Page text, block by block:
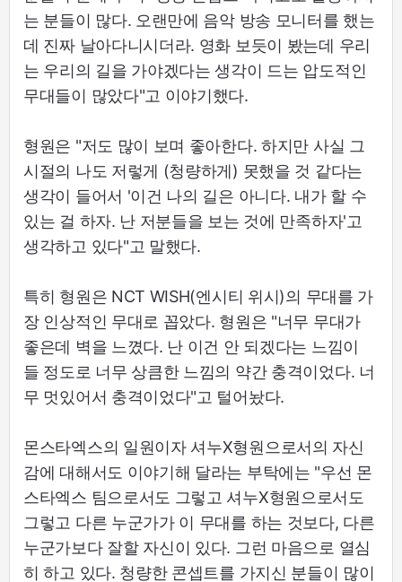
는 분들이 많다. 오랜만에 음악 방송 모니터를 했는
데 진짜 날아다니시더라. 영화 보듯이 봤는데 우리
는 우리의 길을 가야겠다는 생각이 드는 압도적인
무대들이 많았다"고 이야기했다.
형원은 "저도 많이 보며 좋아한다. 하지만 사실 그
시절의 나도 저렇게 (청량하게) 못했을 것 같다는
생각이 들어서 '이건 나의 길은 아니다. 내가 할 수
있는 걸 하자. 난 저분들을 보는 것에 만족하자'고
생각하고 있다"고 말했다.
특히 형원은 NCT WISH(엔시티 위시)의 무대를 가
장 인상적인 무대로 꼽았다. 형원은 "너무 무대가
좋은데 벽을 느꼈다. 난 이건 안 되겠다는 느낌이
들 정도로 너무 상큼한 느낌의 약간 충격이었다. 너
무 멋있어서 충격이었다"고 털어놨다.
몬스타엑스의 일원이자 셔누X형원으로서의 자신
감에 대해서도 이야기해 달라는 부탁에는 "우선 몬
스타엑스 팀으로서도 그렇고 셔누X형원으로서도
그렇고 다른 누군가가 이 무대를 하는 것보다, 다른
누군가보다 잘할 자신이 있다. 그런 마음으로 열심
히 하고 있다. 청량한 콘셉트를 가지신 분들이 많이